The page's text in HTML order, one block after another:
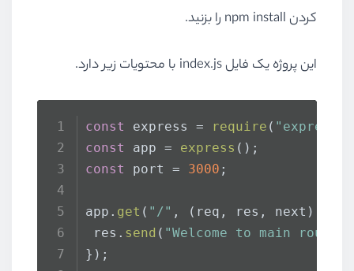
کردن npm install را بزنید.
این پروژه یک فایل index.js با محتویات زیر دارد.
const express = require ( "express"
const
app = express ();
const
port = 3000 ;
app. get ( "/" , ( req, res, next ) =>
res. send ( "Welcome to main route!"
});